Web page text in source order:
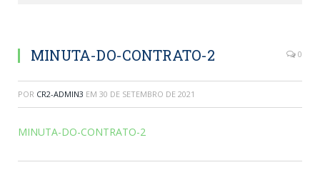
MINUTA-DO-CONTRATO-2 0
POR CR2-ADMIN3 EM 30 DE SETEMBRO DE 2021
MINUTA-DO-CONTRATO-2